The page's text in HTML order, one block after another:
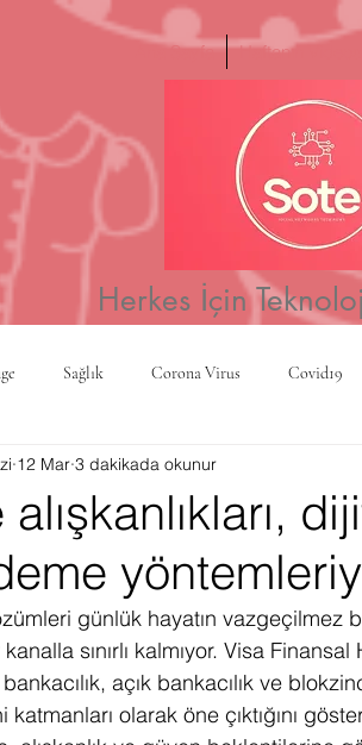
Ana Sayfa Haftanın Videosu
Herkes İçin
Sağlık Corona Virus Covid19
Yapay Zeka
Hediye Çekilişi Fintech Micro Focus
Enerji Pazar Araştırması
12 Mar 3 dakikada okunur
günlük hayatın vazgeçilmez
sınırlı kalmıyor. Visa
açık bankacılık ve
olarak öne çıktığını